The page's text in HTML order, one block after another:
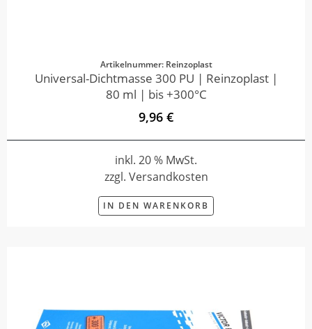
Artikelnummer: Reinzoplast
Universal-Dichtmasse 300 PU | Reinzoplast |
80 ml | bis +300°C
9,96 €
inkl. 20 % MwSt.
zzgl. Versandkosten
IN DEN WARENKORB